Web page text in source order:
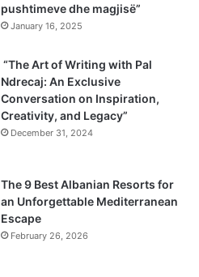
pushtimeve dhe magjisë”
January 16, 2025
“The Art of Writing with Pal
Ndrecaj: An Exclusive
Conversation on Inspiration,
Creativity, and Legacy”
December 31, 2024
The 9 Best Albanian Resorts for
an Unforgettable Mediterranean
Escape
February 26, 2026